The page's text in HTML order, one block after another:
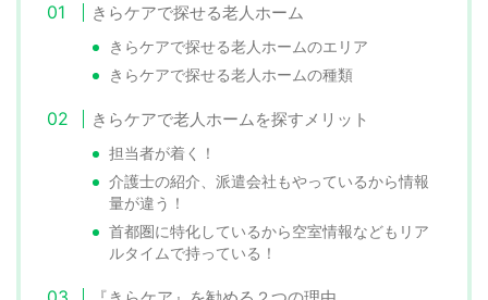
きらケアで探せる老人ホーム
きらケアで探せる老人ホームのエリア
きらケアで探せる老人ホームの種類
きらケアで老人ホームを探すメリット
担当者が着く！
介護士の紹介、派遣会社もやっているから情報
量が違う！
首都圏に特化しているから空室情報などもリア
ルタイムで持っている！